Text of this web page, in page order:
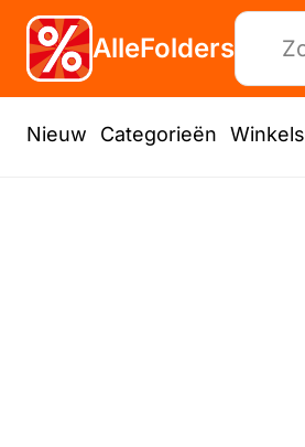
AlleFolders
Nieuw Categorieën Winkels